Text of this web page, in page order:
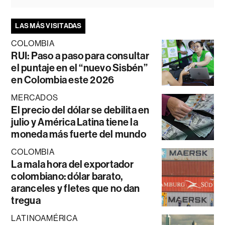
LAS MÁS VISITADAS
COLOMBIA
RUI: Paso a paso para consultar
el puntaje en el “nuevo Sisbén”
en Colombia este 2026
MERCADOS
El precio del dólar se debilita en
julio y América Latina tiene la
moneda más fuerte del mundo
COLOMBIA
La mala hora del exportador
colombiano: dólar barato,
aranceles y fletes que no dan
tregua
LATINOAMÉRICA